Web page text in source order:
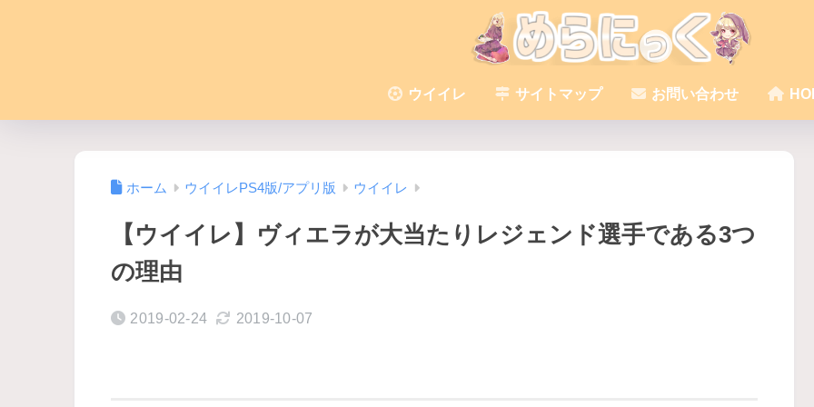
ウイイレ サイトマップ お問い合わせ
ホーム ウイイレPS4版/アプリ版 ウイイレ
【ウイイレ】ヴィエラが大当たりレジェンド選手である3つ
の理由
2019-02-24 2019-10-07